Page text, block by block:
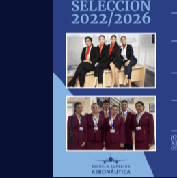
información, por favor,
Privacidad.
¡Te esperamos!
El Norte de Castilla